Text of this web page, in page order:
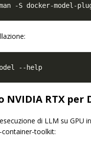
NVIDIA RTX per
di LLM su GPU
container-toolkit: